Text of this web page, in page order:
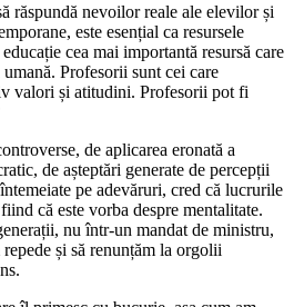
răspundă nevoilor reale ale elevilor și
este esențial ca resursele
cea mai importantă resursă care
Profesorii sunt cei care
valori și atitudini. Profesorii pot fi
de aplicarea eronată a
de așteptări generate de percepții
pe adevăruri, cred că lucrurile
că este vorba despre mentalitate.
nu într-un mandat de ministru,
și să renunțăm la orgolii